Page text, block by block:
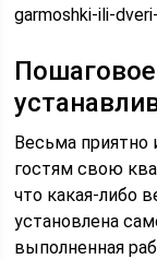
garmoshki-ili-
Весьма
гостям свою
что какая-либо
установлена
выполненная